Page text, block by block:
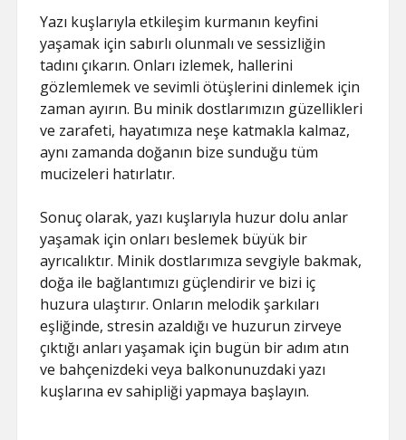
Yazı kuşlarıyla etkileşim kurmanın keyfini
yaşamak için sabırlı olunmalı ve sessizliğin
tadını çıkarın. Onları izlemek, hallerini
gözlemlemek ve sevimli ötüşlerini dinlemek için
zaman ayırın. Bu minik dostlarımızın güzellikleri
ve zarafeti, hayatımıza neşe katmakla kalmaz,
aynı zamanda doğanın bize sunduğu tüm
mucizeleri hatırlatır.
Sonuç olarak, yazı kuşlarıyla huzur dolu anlar
yaşamak için onları beslemek büyük bir
ayrıcalıktır. Minik dostlarımıza sevgiyle bakmak,
doğa ile bağlantımızı güçlendirir ve bizi iç
huzura ulaştırır. Onların melodik şarkıları
eşliğinde, stresin azaldığı ve huzurun zirveye
çıktığı anları yaşamak için bugün bir adım atın
ve bahçenizdeki veya balkonunuzdaki yazı
kuşlarına ev sahipliği yapmaya başlayın.